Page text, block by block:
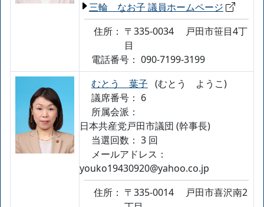
三輪 なお子 議員ホームページ
住所： 〒335-0034
戸田市笹目4丁
目
電話番号： 090-7199-3199
むとう 葉子 (むとう ようこ)
議席番号： 6
所属会派：
日本共産党戸田市議団 (幹事長)
当選回数： 3 回
メールアドレス：
youko19430920@yahoo.co.jp
住所： 〒335-0014
戸田市喜沢南2